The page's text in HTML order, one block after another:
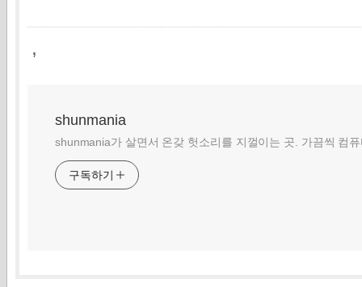
,
shunmania
shunmania가 살면서 온갖 헛소리를 지껄이는 곳. 가끔씩 컴
구독하기